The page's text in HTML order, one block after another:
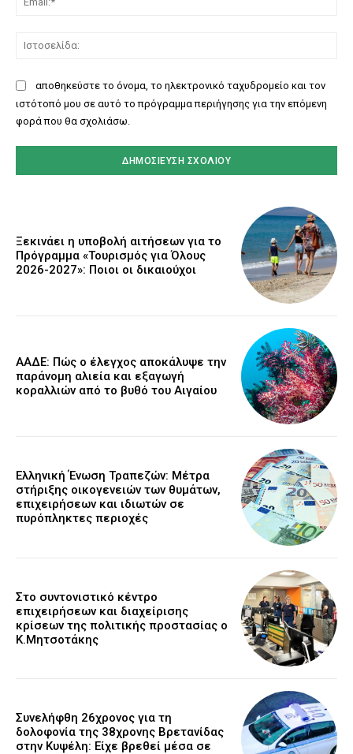
αποθηκεύστε το όνομα, το ηλεκτρονικό ταχυδρομείο και τον
ιστότοπό μου σε αυτό το πρόγραμμα περιήγησης για την επόμενη
φορά που θα σχολιάσω.
Ξεκινάει η υποβολή αιτήσεων για το
Πρόγραμμα «Τουρισμός για Όλους
2026-2027»: Ποιοι οι δικαιούχοι
ΑΑΔΕ: Πώς ο έλεγχος αποκάλυψε την
παράνομη αλιεία και εξαγωγή
κοραλλιών από το βυθό του Αιγαίου
Ελληνική Ένωση Τραπεζών: Μέτρα
στήριξης οικογενειών των θυμάτων,
επιχειρήσεων και ιδιωτών σε
πυρόπληκτες περιοχές
Στο συντονιστικό κέντρο
επιχειρήσεων και διαχείρισης
κρίσεων της πολιτικής προστασίας ο
Κ.Μητσοτάκης
Συνελήφθη 26χρονος για τη
δολοφονία της 38χρονης Βρετανίδας
στην Κυψέλη: Είχε βρεθεί μέσα σε